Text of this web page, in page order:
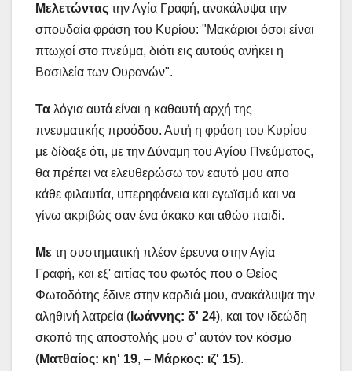
Μελετώντας την Αγία Γραφή, ανακάλυψα την
σπουδαία φράση του Κυρίου: "Μακάριοι όσοι είναι
πτωχοί στο πνεύμα, διότι εις αυτούς ανήκει η
Βασιλεία των Ουρανών".
Τα λόγια αυτά είναι η καθαυτή αρχή της
πνευματικής προόδου. Αυτή η φράση του Κυρίου
με δίδαξε ότι, με την Δύναμη του Αγίου Πνεύματος,
θα πρέπει να ελευθερώσω τον εαυτό μου απο
κάθε φιλαυτία, υπερηφάνεια και εγωϊσμό και να
γίνω ακριβώς σαν ένα άκακο και αθώο παιδί.
Με τη συστηματική πλέον έρευνα στην Αγία
Γραφή, και εξ' αιτίας του φωτός που ο Θείος
Φωτοδότης έδινε στην καρδιά μου, ανακάλυψα την
αληθινή λατρεία ( Ιωάννης: δ' 24), και τον ιδεώδη
σκοπό της αποστολής μου σ' αυτόν τον κόσμο
(Ματθαίος: κη' 19, – Μάρκος: ιζ' 15).